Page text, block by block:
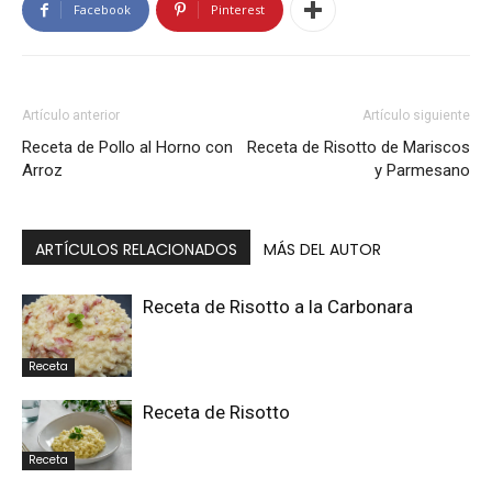
Facebook Pinterest
Artículo anterior
Receta de Pollo al Horno con
Arroz
Artículo siguiente
Receta de Risotto de Mariscos
y Parmesano
ARTÍCULOS RELACIONADOS MÁS DEL AUTOR
Receta
Receta de Risotto a la Carbonara
Receta
Receta de Risotto